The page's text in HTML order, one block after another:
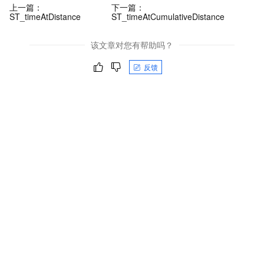
上一篇：
ST_timeAtDistance
下一篇：
ST_timeAtCumulativeDistance
该文章对您有帮助吗？
反馈